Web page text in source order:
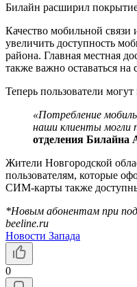
Билайн расширил
Качество мобильной
увеличить доступность
района. Главная местная
также важно оставаться на
Теперь пользователи
«Потребление
наши клиенты могли
отделения Билайна
Жители Новгородской
пользователям, которые
СИМ-карты также
*Новым абонентам при
beeline.ru
Новости Запада
0